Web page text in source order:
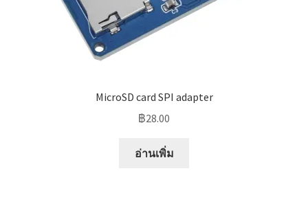
MicroSD card SPI adapter
฿28.00
อ่านเพิ่ม